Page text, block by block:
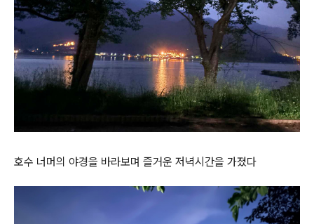
호수 너머의 야경을 바라보며 즐거운 저녁시간을 가졌다